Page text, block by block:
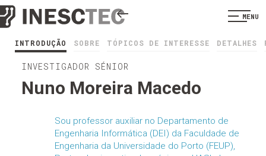
MENU
INTRODUÇÃO SOBRE TÓPICOS DE INTERESSE DETALHES
INVESTIGADOR SÉNIOR
Nuno Moreira Macedo
Sou professor auxiliar no Departamento de
Engenharia Informática (DEI) da Faculdade de
Engenharia da Universidade do Porto (FEUP),